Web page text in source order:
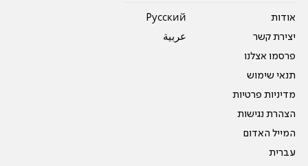
אודות
יצירת קשר
פרסמו אצלנו
תנאי שימוש
מדיניות פרטיות
הצהרת נגישות
המייל האדום
עברית
Pусский
عربية